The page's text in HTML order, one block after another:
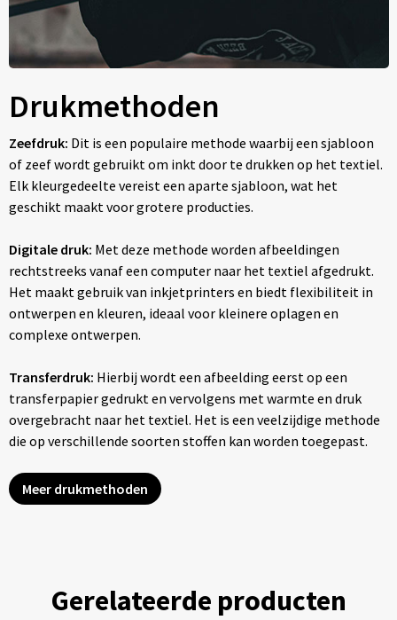
Drukmethoden
Zeefdruk: Dit is een populaire methode waarbij een sjabloon
of zeef wordt gebruikt om inkt door te drukken op het textiel.
Elk kleurgedeelte vereist een aparte sjabloon, wat het
geschikt maakt voor grotere producties.
Digitale druk: Met deze methode worden afbeeldingen
rechtstreeks vanaf een computer naar het textiel afgedrukt.
Het maakt gebruik van inkjetprinters en biedt flexibiliteit in
ontwerpen en kleuren, ideaal voor kleinere oplagen en
complexe ontwerpen.
Transferdruk: Hierbij wordt een afbeelding eerst op een
transferpapier gedrukt en vervolgens met warmte en druk
overgebracht naar het textiel. Het is een veelzijdige methode
die op verschillende soorten stoffen kan worden toegepast.
Meer drukmethoden
Gerelateerde producten